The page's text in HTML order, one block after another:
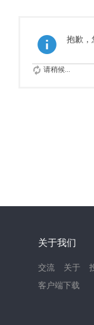
抱歉，
请稍候...
关于我们
交流 关于
客户端下载